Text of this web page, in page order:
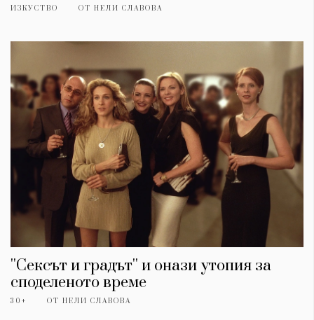
ИЗКУСТВО ОТ НЕЛИ СЛАВОВА
''Сексът и градът'' и онази утопия за
споделеното време
30+ ОТ НЕЛИ СЛАВОВА